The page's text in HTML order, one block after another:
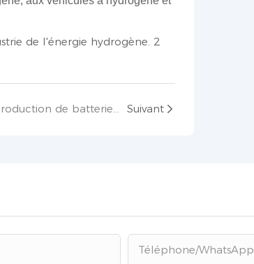
Suivant
Téléphone/WhatsApp